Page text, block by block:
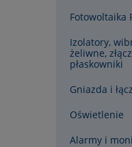
Fotowoltaika
Izolatory,
żeliwne,
płaskowniki
Gniazda i
Oświetlenie
Alarmy i